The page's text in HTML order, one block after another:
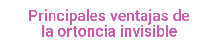
Principales ventajas de
la ortoncia invisible